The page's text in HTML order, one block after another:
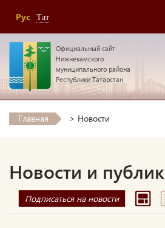
Рус Тат
Официальный сайт
Нижнекамского
муниципального района
Республики Татарстан
Главная > Новости
Новости и
Подписаться на новости